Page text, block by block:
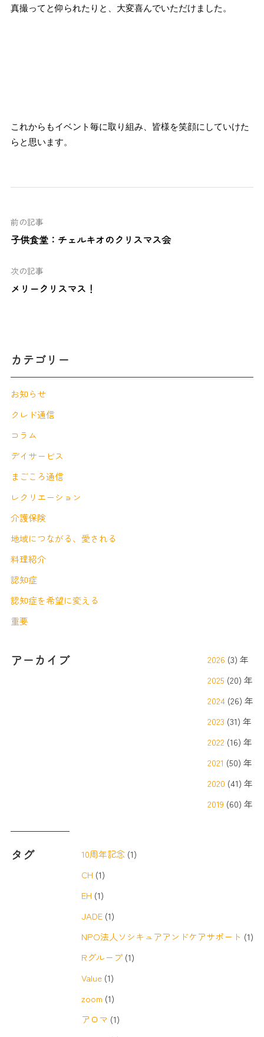
真撮ってと仰られたりと、 大変喜んでいただけました。
これからもイベント毎に取り組み、皆様を笑顔にしていけた
らと思います。
前の記事
子供食堂：チェルキオのクリスマス会
次の記事
メリークリスマス！
カテゴリー
お知らせ
クレド通信
コラム
デイサービス
まごころ通信
レクリエーション
介護保険
地域につながる、愛される
料理紹介
認知症
認知症を希望に変える
重要
アーカイブ 2026 (3) 年
2025 (20) 年
2024 (26) 年
2023 (31) 年
2022 (16) 年
2021 (50) 年
2020 (41) 年
2019 (60) 年
タグ 10周年記念 (1)
CH (1)
EH (1)
JADE (1)
NPO法人ソシキュアアンドケアサポート (1)
Rグループ (1)
Value (1)
zoom (1)
アロマ (1)